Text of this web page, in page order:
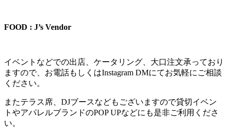
FOOD : J’s Vendor
イベントなどでの出店、ケータリング、大口注文承っており
ますので、お電話もしくはInstagram DMにてお気軽にご相談
ください。
またテラス席、DJブースなどもございますので貸切イベン
トやアパレルブランドのPOP UPなどにも是非ご利用くださ
い。